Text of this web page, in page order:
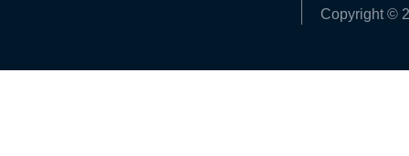
Copyright ©